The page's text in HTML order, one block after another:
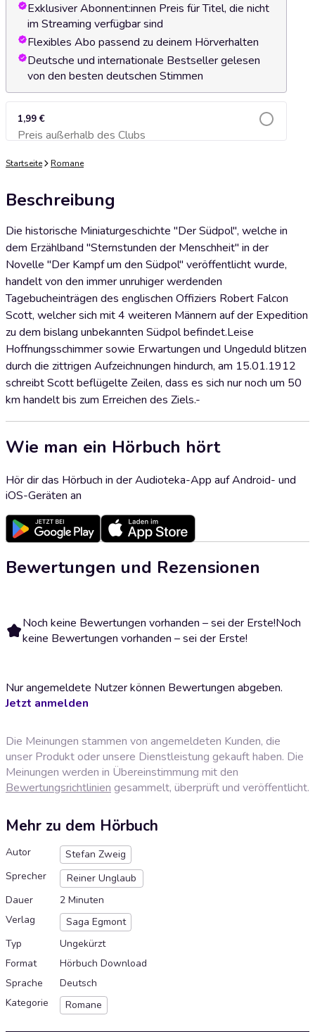
Exklusiver Abonnent:innen Preis für Titel, die nicht
im Streaming verfügbar sind
Flexibles Abo passend zu deinem Hörverhalten
Deutsche und internationale Bestseller gelesen
von den besten deutschen Stimmen
1,99 €
Preis außerhalb des ClubsZum Warenkorb hinzufügen
Startseite Romane
Beschreibung
Die historische Miniaturgeschichte "Der Südpol", welche in
dem Erzählband "Sternstunden der Menschheit" in der
Novelle "Der Kampf um den Südpol" veröffentlicht wurde,
handelt von den immer unruhiger werdenden
Tagebucheinträgen des englischen Offiziers Robert Falcon
Scott, welcher sich mit 4 weiteren Männern auf der Expedition
zu dem bislang unbekannten Südpol befindet.Leise
Hoffnungsschimmer sowie Erwartungen und Ungeduld blitzen
durch die zittrigen Aufzeichnungen hindurch, am 15.01.1912
schreibt Scott beflügelte Zeilen, dass es sich nur noch um 50
km handelt bis zum Erreichen des Ziels.-
Wie man ein Hörbuch hört
Hör dir das Hörbuch in der Audioteka-App auf Android- und
iOS-Geräten an
Bewertungen und Rezensionen
Noch keine Bewertungen vorhanden – sei der Erste!Noch
keine Bewertungen vorhanden – sei der Erste!
Nur angemeldete Nutzer können Bewertungen abgeben.
Jetzt anmelden
Die Meinungen stammen von angemeldeten Kunden, die
unser Produkt oder unsere Dienstleistung gekauft haben. Die
Meinungen werden in Übereinstimmung mit den
Bewertungsrichtlinien gesammelt, überprüft und veröffentlicht.
Mehr zu dem Hörbuch
Autor
Stefan Zweig
Sprecher
Reiner Unglaub
Dauer
2 Minuten
Verlag
Saga Egmont
Typ
Ungekürzt
Format
Hörbuch Download
Sprache
Deutsch
Kategorie
Romane